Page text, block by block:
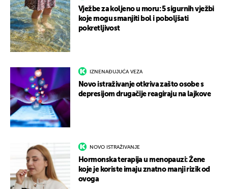
Vježbe za koljeno u moru: 5 sigurnih vježbi
koje mogu smanjiti bol i poboljšati
pokretljivost
IZNENAĐUJUĆA VEZA
Novo istraživanje otkriva zašto osobe s
depresijom drugačije reagiraju na lajkove
NOVO ISTRAŽIVANJE
Hormonska terapija u menopauzi: Žene
koje je koriste imaju znatno manji rizik od
ovoga